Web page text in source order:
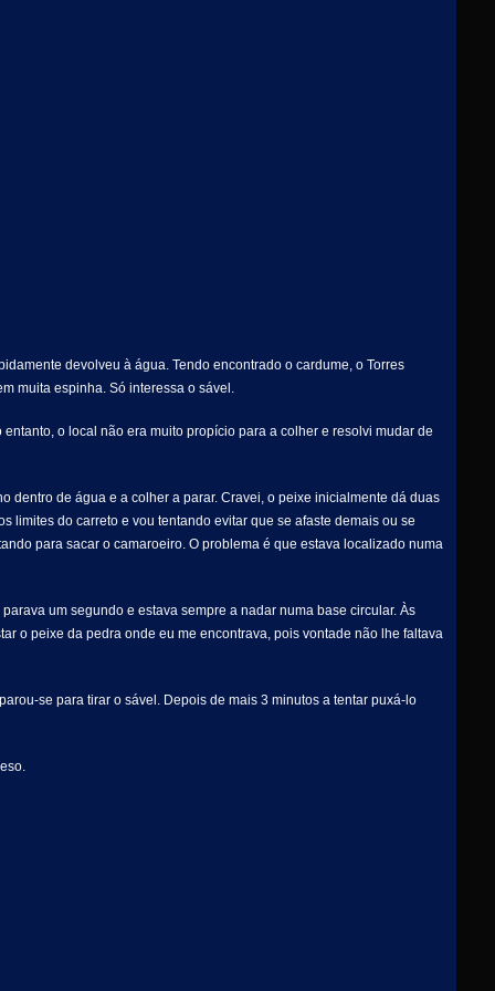
devolveu à água. Tendo encontrado o cardume, o Torres
muita espinha. Só interessa o sável.
o local não era muito propício para a colher e resolvi mudar de
dentro de água e a colher a parar. Cravei, o peixe inicialmente dá duas
limites do carreto e vou tentando evitar que se afaste demais ou se
para sacar o camaroeiro. O problema é que estava localizado numa
um segundo e estava sempre a nadar numa base circular. Às
o peixe da pedra onde eu me encontrava, pois vontade não lhe faltava
se para tirar o sável. Depois de mais 3 minutos a tentar puxá-lo